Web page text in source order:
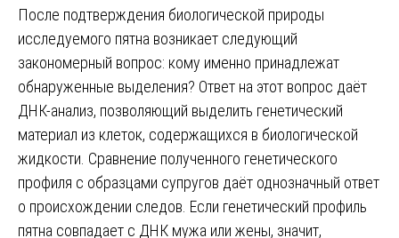
После подтверждения биологической природы
исследуемого пятна возникает следующий
закономерный вопрос: кому именно принадлежат
обнаруженные выделения? Ответ на этот вопрос даёт
ДНК-анализ, позволяющий выделить генетический
материал из клеток, содержащихся в биологической
жидкости. Сравнение полученного генетического
профиля с образцами супругов даёт однозначный ответ
о происхождении следов. Если генетический профиль
пятна совпадает с ДНК мужа или жены, значит,